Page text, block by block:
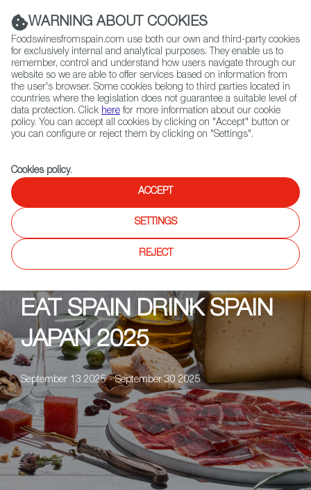
(+34) 913 497 100 |
Contact FWS Worldwide
Search
Home Upcoming Events
イベント
BARCOM Sapporo バルコ札幌
EAT SPAIN DRINK SPAIN
JAPAN 2025
September 13 2025 - September 30 2025
WARNING ABOUT COOKIES
Foodswinesfromspain.com use both our own and third-party cookies
for exclusively internal and analytical purposes. They enable us to
remember, control and understand how users navigate through our
website so we are able to offer services based on information from
the user's browser. Some cookies belong to third parties located in
countries where the legislation does not guarantee a suitable level of
data protection. Click here for more information about our cookie
policy. You can accept all cookies by clicking on "Accept" button or
you can configure or reject them by clicking on "Settings".
Cookies policy.
ACCEPT
SETTINGS
REJECT